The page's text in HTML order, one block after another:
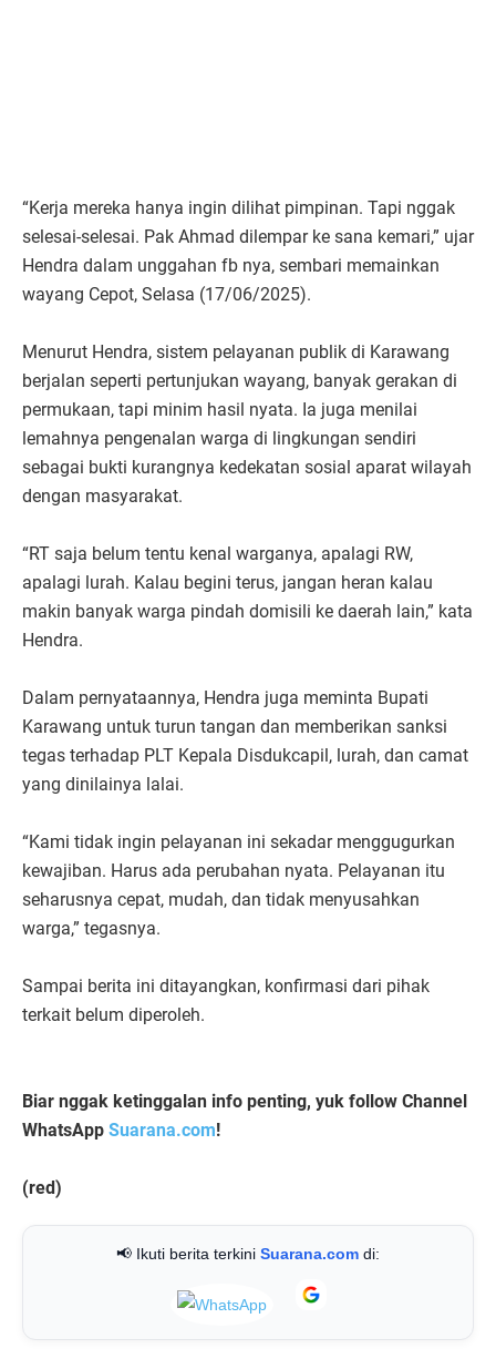
“Kerja mereka hanya ingin dilihat pimpinan. Tapi nggak
selesai-selesai. Pak Ahmad dilempar ke sana kemari,” ujar
Hendra dalam unggahan fb nya, sembari memainkan
wayang Cepot, Selasa (17/06/2025).
Menurut Hendra, sistem pelayanan publik di Karawang
berjalan seperti pertunjukan wayang, banyak gerakan di
permukaan, tapi minim hasil nyata. Ia juga menilai
lemahnya pengenalan warga di lingkungan sendiri
sebagai bukti kurangnya kedekatan sosial aparat wilayah
dengan masyarakat.
“RT saja belum tentu kenal warganya, apalagi RW,
apalagi lurah. Kalau begini terus, jangan heran kalau
makin banyak warga pindah domisili ke daerah lain,” kata
Hendra.
Dalam pernyataannya, Hendra juga meminta Bupati
Karawang untuk turun tangan dan memberikan sanksi
tegas terhadap PLT Kepala Disdukcapil, lurah, dan camat
yang dinilainya lalai.
“Kami tidak ingin pelayanan ini sekadar menggugurkan
kewajiban. Harus ada perubahan nyata. Pelayanan itu
seharusnya cepat, mudah, dan tidak menyusahkan
warga,” tegasnya.
Sampai berita ini ditayangkan, konfirmasi dari pihak
terkait belum diperoleh.
Biar nggak ketinggalan info penting, yuk follow Channel
WhatsApp Suarana.com!
(red)
📢 Ikuti berita terkini Suarana.com di: